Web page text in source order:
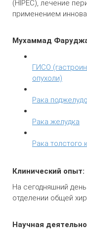
(HIPEC), лечение
применением
Мухаммад Фаруджа
ГИСО
опухоли)
Рака
Рака желудка
Рака толстого
Клинический опыт:
На сегодняшний
отделении общей
Научная